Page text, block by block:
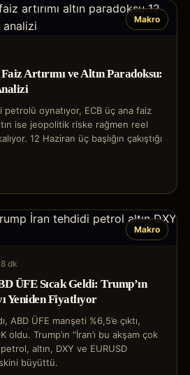
Makro
Artırımı ve Altın Paradoksu:
petrolü oynatıyor, ECB üç ana faiz
ise jeopolitik riske rağmen reel
12 Haziran üç başlığın çakıştığı
Makro
8 dk
ÜFE Sıcak Geldi: Trump’ın
Yeniden Fiyatlıyor
ABD ÜFE manşeti %6,5’e çıktı,
oldu. Trump’ın “İran’ı bu akşam çok
altın, DXY ve EURUSD
büyüttü.